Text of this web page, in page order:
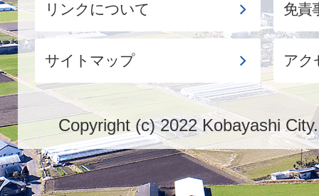
リンクについて 免責
サイトマップ アク
Copyright (c) 2022 Kobayashi